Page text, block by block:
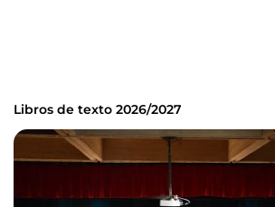
Libros de texto 2026/2027